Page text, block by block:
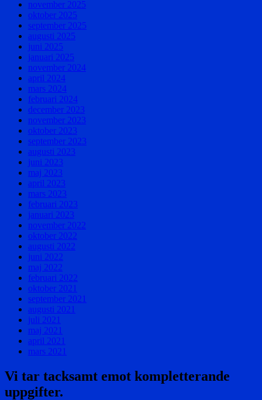
november 2025
oktober 2025
september 2025
augusti 2025
juni 2025
januari 2025
november 2024
april 2024
mars 2024
februari 2024
december 2023
november 2023
oktober 2023
september 2023
augusti 2023
juni 2023
maj 2023
april 2023
mars 2023
februari 2023
januari 2023
november 2022
oktober 2022
augusti 2022
juni 2022
maj 2022
februari 2022
oktober 2021
september 2021
augusti 2021
juli 2021
maj 2021
april 2021
mars 2021
Vi tar tacksamt emot kompletterande
uppgifter.